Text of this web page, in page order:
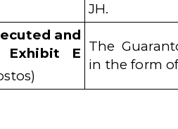
JH.
and
E The
in the form